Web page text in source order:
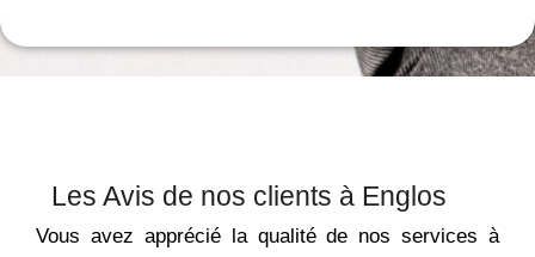
Les Avis de nos clients à Englos
Vous avez apprécié la qualité de nos services à